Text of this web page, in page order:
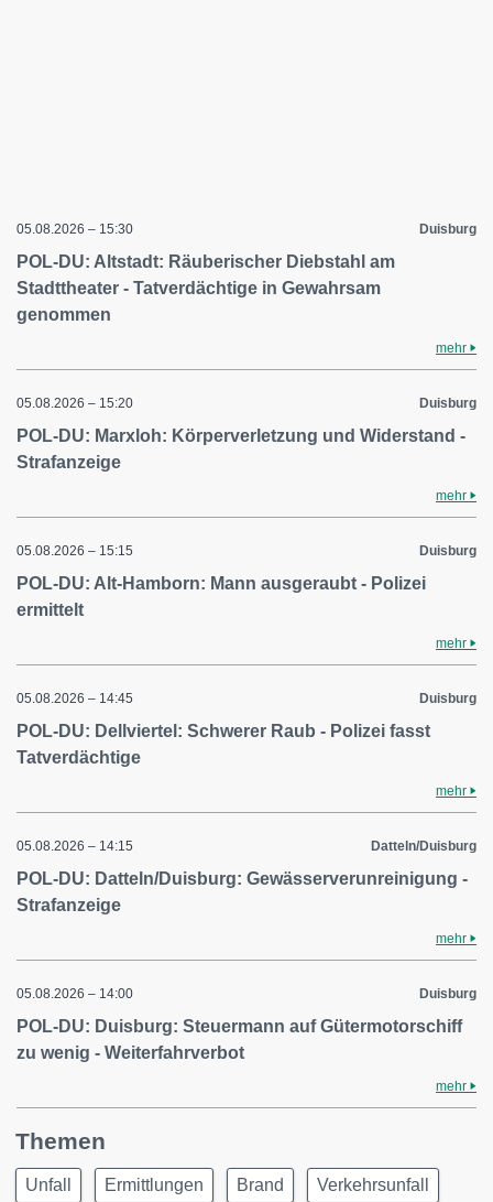
05.08.2026 – 15:30 Duisburg
POL-DU: Altstadt: Räuberischer Diebstahl am
Stadttheater - Tatverdächtige in Gewahrsam
genommen
mehr
05.08.2026 – 15:20 Duisburg
POL-DU: Marxloh: Körperverletzung und Widerstand -
Strafanzeige
mehr
05.08.2026 – 15:15 Duisburg
POL-DU: Alt-Hamborn: Mann ausgeraubt - Polizei
ermittelt
mehr
05.08.2026 – 14:45 Duisburg
POL-DU: Dellviertel: Schwerer Raub - Polizei fasst
Tatverdächtige
mehr
05.08.2026 – 14:15 Datteln/Duisburg
POL-DU: Datteln/Duisburg: Gewässerverunreinigung -
Strafanzeige
mehr
05.08.2026 – 14:00 Duisburg
POL-DU: Duisburg: Steuermann auf Gütermotorschiff
zu wenig - Weiterfahrverbot
mehr
Themen
Unfall Ermittlungen Brand Verkehrsunfall